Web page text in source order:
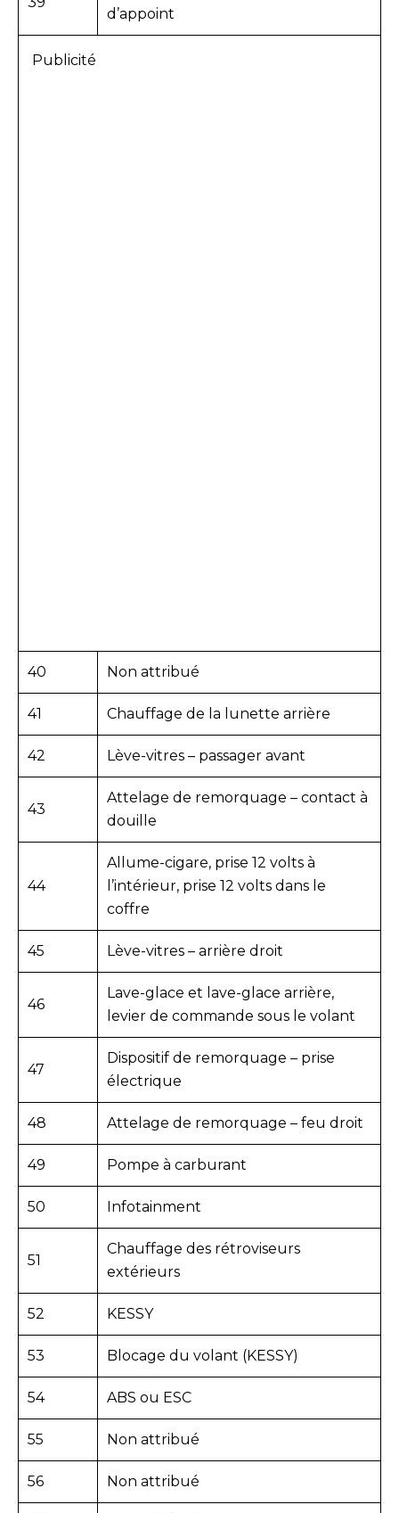
d’appoint
Publicité
40 Non attribué
41 Chauffage de la lunette arrière
42 Lève-vitres – passager avant
43
Attelage de remorquage – contact à
douille
44
Allume-cigare, prise 12 volts à
l’intérieur, prise 12 volts dans le
coffre
45 Lève-vitres – arrière droit
46
Lave-glace et lave-glace arrière,
levier de commande sous le volant
47
Dispositif de remorquage – prise
électrique
48 Attelage de remorquage – feu droit
49 Pompe à carburant
50 Infotainment
51
Chauffage des rétroviseurs
extérieurs
52 KESSY
53 Blocage du volant (KESSY)
54 ABS ou ESC
55 Non attribué
56 Non attribué